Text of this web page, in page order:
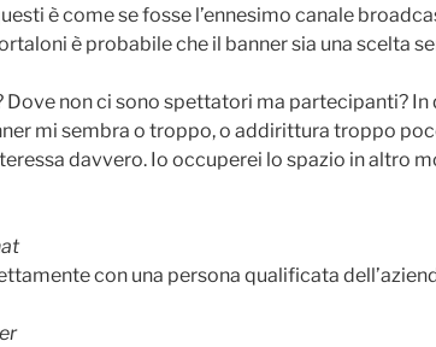
è come se fosse l’ennesimo canale
è probabile che il banner sia una scelta
Dove non ci sono spettatori ma partecipanti? In
mi sembra o troppo, o addirittura troppo
davvero. Io occuperei lo spazio in altro
con una persona qualificata